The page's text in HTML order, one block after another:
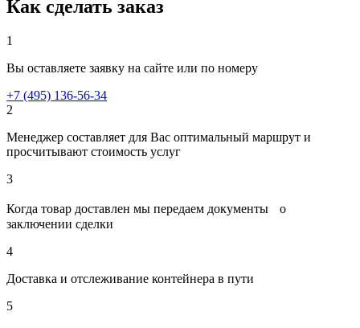
Как сделать заказ
1
Вы оставляете заявку на сайте или по номеру
+7 (495) 136-56-34
2
Менеджер составляет для Вас оптимальный маршрут и
просчитывают стоимость услуг
3
Когда товар доставлен мы передаем документы о
заключении сделки
4
Доставка и отслеживание контейнера в пути
5